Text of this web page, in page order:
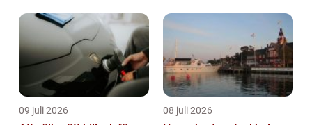
09 juli 2026 08 juli 2026